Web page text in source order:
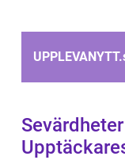
UPPLEVANYTT.